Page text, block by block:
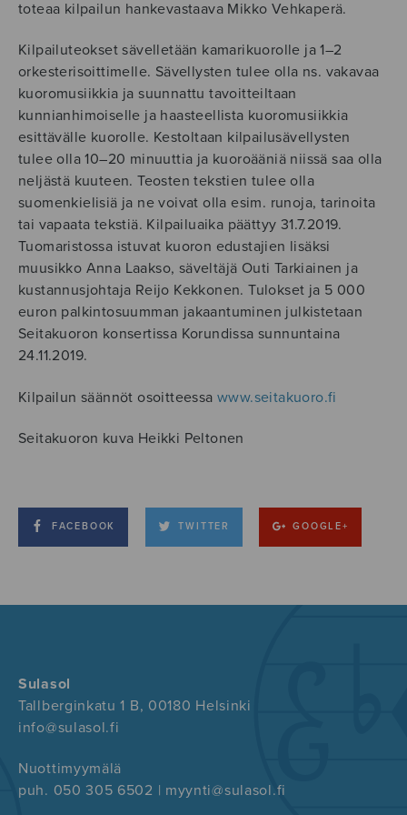
toteaa kilpailun hankevastaava Mikko Vehkaperä.
Kilpailuteokset sävelletään kamarikuorolle ja 1–2
orkesterisoittimelle. Sävellysten tulee olla ns. vakavaa
kuoromusiikkia ja suunnattu tavoitteiltaan
kunnianhimoiselle ja haasteellista kuoromusiikkia
esittävälle kuorolle. Kestoltaan kilpailusävellysten
tulee olla 10–20 minuuttia ja kuoroääniä niissä saa olla
neljästä kuuteen. Teosten tekstien tulee olla
suomenkielisiä ja ne voivat olla esim. runoja, tarinoita
tai vapaata tekstiä. Kilpailuaika päättyy 31.7.2019.
Tuomaristossa istuvat kuoron edustajien lisäksi
muusikko Anna Laakso, säveltäjä Outi Tarkiainen ja
kustannusjohtaja Reijo Kekkonen. Tulokset ja 5 000
euron palkintosuumman jakaantuminen julkistetaan
Seitakuoron konsertissa Korundissa sunnuntaina
24.11.2019.
Kilpailun säännöt osoitteessa www.seitakuoro.fi
Seitakuoron kuva Heikki Peltonen
FACEBOOK TWITTER GOOGLE+
Sulasol
Tallberginkatu 1 B, 00180 Helsinki
info@sulasol.fi
Nuottimyymälä
puh. 050 305 6502 | myynti@sulasol.fi